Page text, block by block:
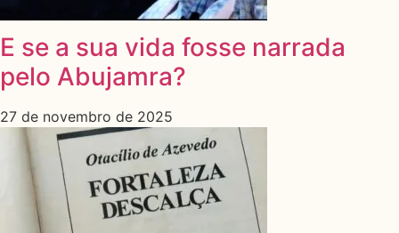
E se a sua vida fosse narrada
pelo Abujamra?
27 de novembro de 2025